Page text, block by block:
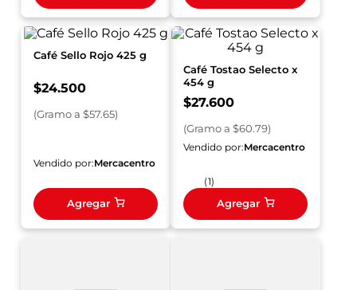
Café Sello Rojo 425 g
$24.500
(Gramoa $57.65)
Vendido por:Mercacentro
Agregar
Café Tostao Selecto x
454 g
$27.600
(Gramoa $60.79)
Vendido por:Mercacentro
(1)
Agregar